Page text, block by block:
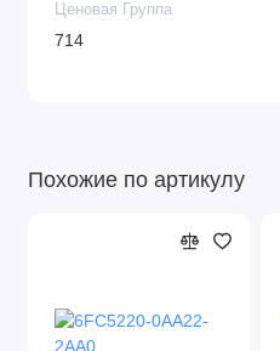
Ценовая Группа
714
Похожие по артикулу